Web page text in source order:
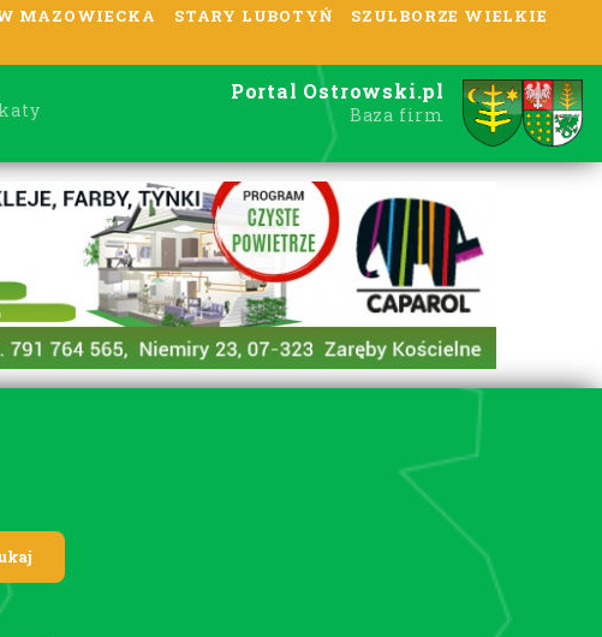
MAZOWIECKA STARY LUBOTYŃ
SZULBORZE WIELKIE
Portal Ostrowski.pl
Baza firm